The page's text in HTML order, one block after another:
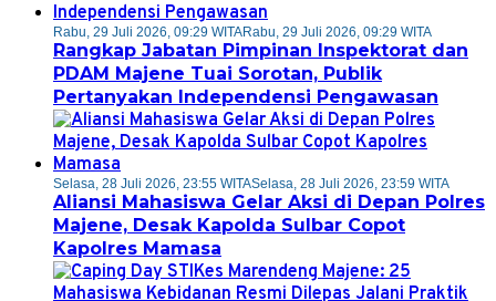
Rabu, 29 Juli 2026, 09:29 WITARabu, 29 Juli 2026, 09:29 WITA
Rangkap Jabatan Pimpinan Inspektorat dan
PDAM Majene Tuai Sorotan, Publik
Pertanyakan Independensi Pengawasan
Selasa, 28 Juli 2026, 23:55 WITASelasa, 28 Juli 2026, 23:59 WITA
Aliansi Mahasiswa Gelar Aksi di Depan Polres
Majene, Desak Kapolda Sulbar Copot
Kapolres Mamasa